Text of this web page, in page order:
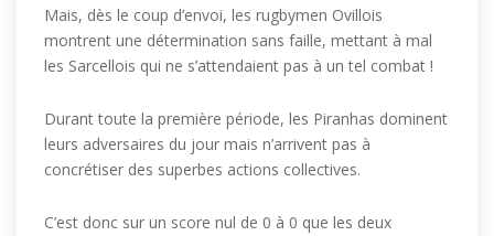
Mais, dès le coup d’envoi, les rugbymen Ovillois
montrent une détermination sans faille, mettant à mal
les Sarcellois qui ne s’attendaient pas à un tel combat !
Durant toute la première période, les Piranhas dominent
leurs adversaires du jour mais n’arrivent pas à
concrétiser des superbes actions collectives.
C’est donc sur un score nul de 0 à 0 que les deux